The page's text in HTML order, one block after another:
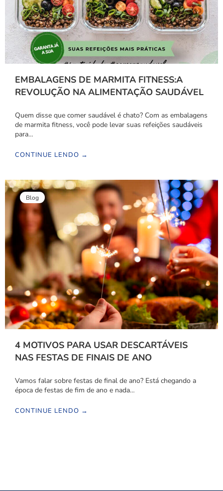
EMBALAGENS DE MARMITA FITNESS:A
REVOLUÇÃO NA ALIMENTAÇÃO SAUDÁVEL
Quem disse que comer saudável é chato? Com as embalagens
de marmita fitness, você pode levar suas refeições saudáveis
para…
CONTINUE LENDO →
Blog
4 MOTIVOS PARA USAR DESCARTÁVEIS
NAS FESTAS DE FINAIS DE ANO
Vamos falar sobre festas de final de ano? Está chegando a
época de festas de fim de ano e nada…
CONTINUE LENDO →